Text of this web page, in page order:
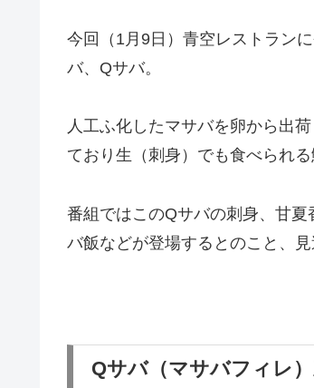
今回（1月9日）青空レストラン
バ、Qサバ。
人工ふ化したマサバを卵から出
ており生（刺身）でも食べられる
番組ではこのQサバの刺身、甘
バ飯などが登場するとのこと、見
Qサバ（マサバフィレ